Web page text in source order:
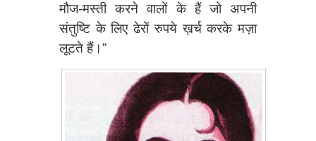
मौज-मस्ती करने वालों के हैं जो अपनी
संतुष्ट‍ि के लिए ढेरों रुपये ख़र्च करके मज़ा
लूटते हैं।”